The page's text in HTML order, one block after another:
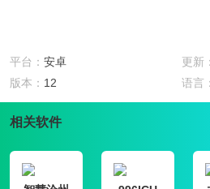
欧亿交易所，也称为OKX，是一家全球领先的
立以来，OKX已经发展成为一个提供现货交易
易等多种产品服务的大型平台。平台采用多重
CoinGecko的交易量排名中稳居全球前三。
特色亮点
1. 全球化服务：OKX业务遍布全球，可以随
平台： 安卓 更新：
版本： 12 语言：
相关软件